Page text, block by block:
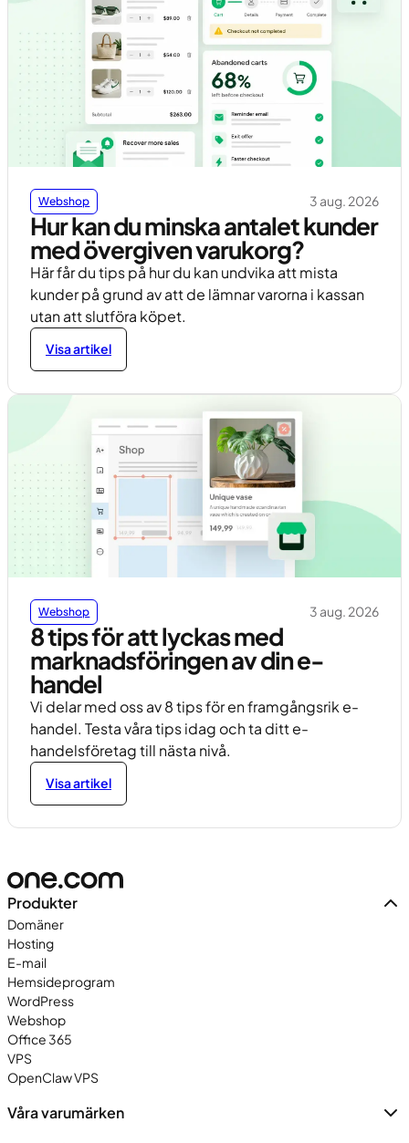
Webshop 3 aug. 2026
Hur kan du minska antalet kunder
med övergiven varukorg?
Här får du tips på hur du kan undvika att mista
kunder på grund av att de lämnar varorna i kassan
utan att slutföra köpet.
Visa artikel
Webshop 3 aug. 2026
8 tips för att lyckas med
marknadsföringen av din e-
handel
Vi delar med oss ​​av 8 tips för en framgångsrik e-
handel. Testa våra tips idag och ta ditt e-
handelsföretag till nästa nivå.
Visa artikel
Produkter
Domäner
Hosting
E-mail
Hemsideprogram
WordPress
Webshop
Office 365
VPS
OpenClaw VPS
Våra varumärken